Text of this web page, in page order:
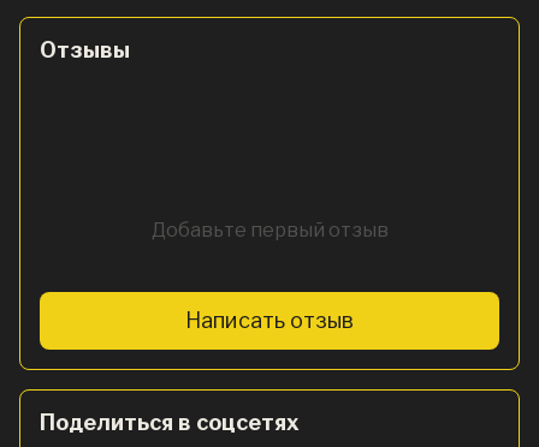
Отзывы
Добавьте первый отзыв
Написать отзыв
Поделиться в соцсетях